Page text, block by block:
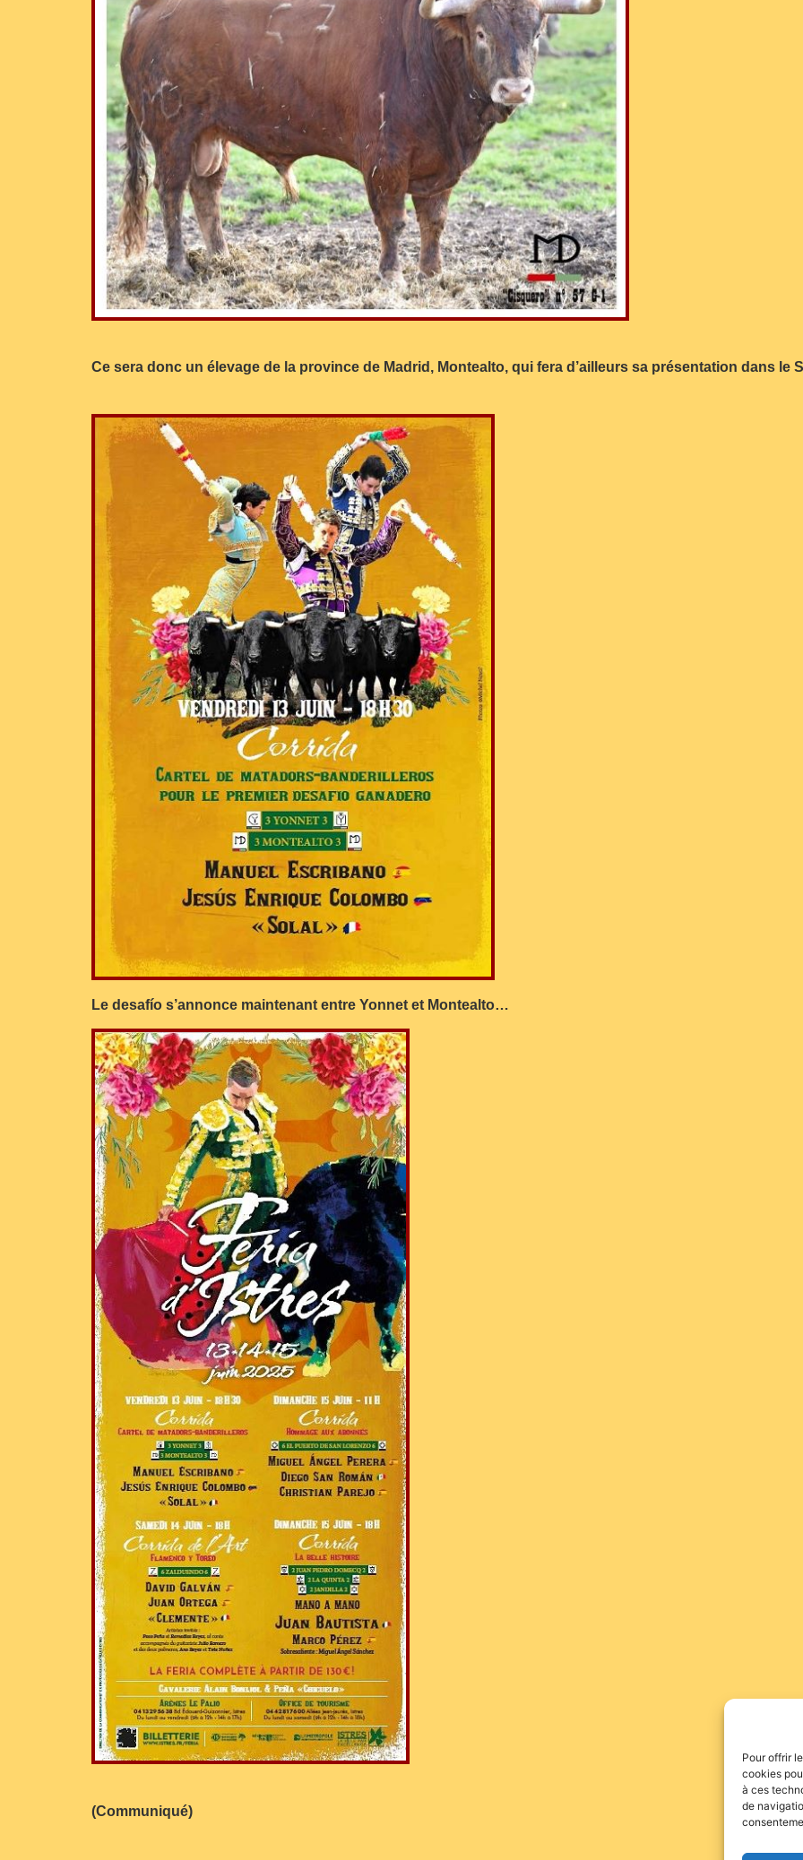
Pour offrir
cookies
à ces
de
Ce sera donc un élevage de la province de Madrid, Montealto, qui fera d’ailleurs sa présentation dans le
Le desafío s’annonce maintenant entre Yonnet et Montealto…
(Communiqué)